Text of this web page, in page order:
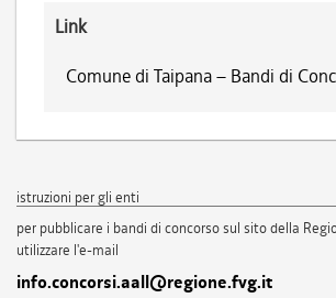
Link
Comune di Taipana – Bandi di
istruzioni per gli enti
per pubblicare i bandi di concorso sul sito della
utilizzare l'e-mail
info.concorsi.aall@regione.fvg.it